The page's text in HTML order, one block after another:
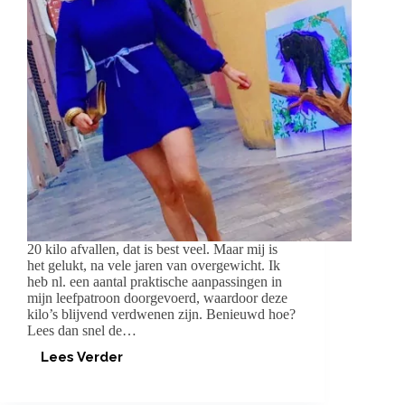
20 kilo afvallen, dat is best veel. Maar mij is
het gelukt, na vele jaren van overgewicht. Ik
heb nl. een aantal praktische aanpassingen in
mijn leefpatroon doorgevoerd, waardoor deze
kilo’s blijvend verdwenen zijn. Benieuwd hoe?
Lees dan snel de…
Lees Verder
MIJN